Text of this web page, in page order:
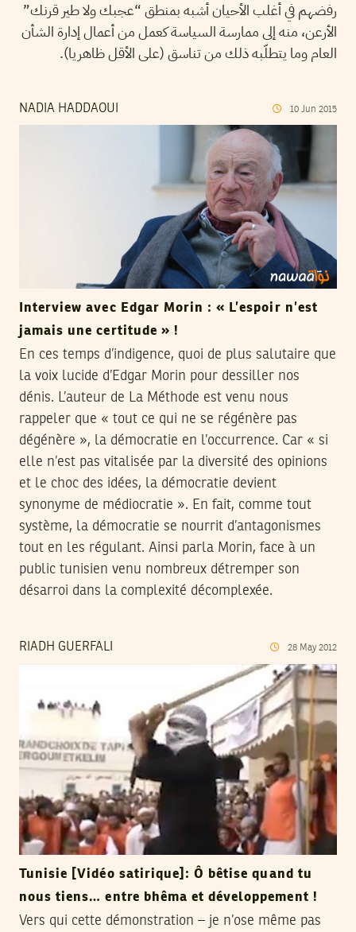
رفضهم في أغلب الأحيان أشبه بمنطق “عجبك ولا طير قرنك”
الأرعن، منه إلى ممارسة السياسة كعمل من أعمال إدارة الشأن
العام وما يتطلّبه ذلك من تناسق (على الأقل ظاهريا).
NADIA HADDAOUI 10 Jun 2015
Interview avec Edgar Morin : « L’espoir n’est
jamais une certitude » !
En ces temps d’indigence, quoi de plus salutaire que
la voix lucide d’Edgar Morin pour dessiller nos
dénis. L’auteur de La Méthode est venu nous
rappeler que « tout ce qui ne se régénère pas
dégénère », la démocratie en l’occurrence. Car « si
elle n’est pas vitalisée par la diversité des opinions
et le choc des idées, la démocratie devient
synonyme de médiocratie ». En fait, comme tout
système, la démocratie se nourrit d’antagonismes
tout en les régulant. Ainsi parla Morin, face à un
public tunisien venu nombreux détremper son
désarroi dans la complexité décomplexée.
RIADH GUERFALI 28 May 2012
Tunisie [Vidéo satirique]: Ô bêtise quand tu
nous tiens… entre bhêma et développement !
Vers qui cette démonstration – je n’ose même pas